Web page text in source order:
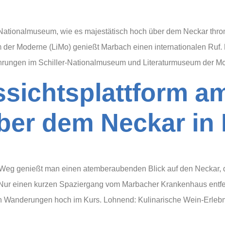
wie es majestätisch hoch über dem Neckar
Moderne (LiMo) genießt Marbach einen internationalen
im Schiller-Nationalmuseum und Literaturmuseum der
dem Neckar in
genießt man einen atemberaubenden Blick auf den
einen kurzen Spaziergang vom Marbacher Krankenhaus
hoch im Kurs. Lohnend: Kulinarische Wein-